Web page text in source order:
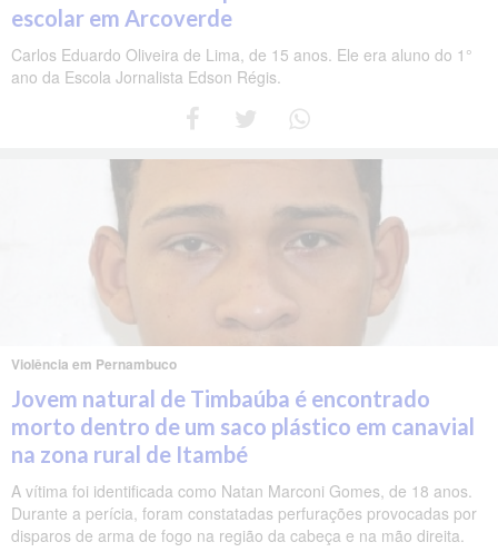
escolar em Arcoverde
Carlos Eduardo Oliveira de Lima, de 15 anos. Ele era aluno do 1°
ano da Escola Jornalista Edson Régis.
Violência em Pernambuco
Jovem natural de Timbaúba é encontrado
morto dentro de um saco plástico em canavial
na zona rural de Itambé
A vítima foi identificada como Natan Marconi Gomes, de 18 anos.
Durante a perícia, foram constatadas perfurações provocadas por
disparos de arma de fogo na região da cabeça e na mão direita.